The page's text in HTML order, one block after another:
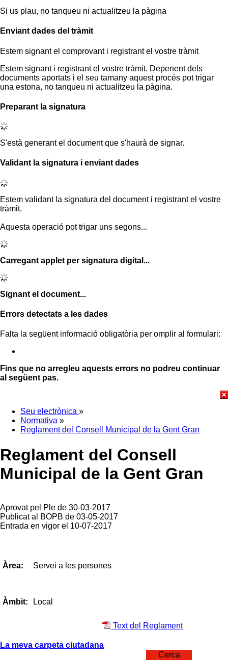
Si us plau, no tanqueu ni actualitzeu la pàgina
Enviant dades del tràmit
Estem signant el comprovant i registrant el vostre tràmit
Estem signant i registrant el vostre tràmit. Depenent dels
documents aportats i el seu tamany aquest procés pot trigar
una estona, no tanqueu ni actualitzeu la pàgina.
Preparant la signatura
S'està generant el document que s'haurà de signar.
Validant la signatura i enviant dades
Estem validant la signatura del document i registrant el vostre
tràmit.
Aquesta operació pot trigar uns segons...
Carregant applet per signatura digital...
Signant el document...
Errors detectats a les dades
Falta la següent informació obligatòria per omplir al formulari:
Fins que no arregleu aquests errors no podreu continuar
al següent pas.
Seu electrònica »
Normativa »
Reglament del Consell Municipal de la Gent Gran
Reglament del Consell
Municipal de la Gent Gran
Aprovat pel Ple de 30-03-2017
Publicat al BOPB de 03-05-2017
Entrada en vigor el 10-07-2017
Àrea: Servei a les persones
Àmbit: Local
Text del Reglament
La meva carpeta ciutadana
Cerca